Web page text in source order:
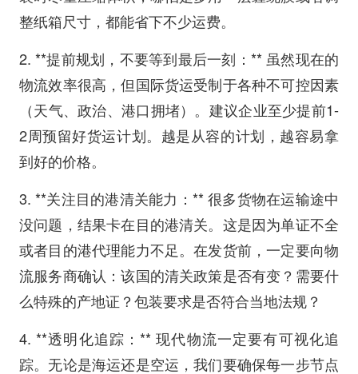
整纸箱尺寸，都能省下不少运费。
2. **提前规划，不要等到最后一刻：** 虽然现在的
物流效率很高，但国际货运受制于各种不可控因素
（天气、政治、港口拥堵）。建议企业至少提前1-
2周预留好货运计划。越是从容的计划，越容易拿
到好的价格。
3. **关注目的港清关能力：** 很多货物在运输途中
没问题，结果卡在目的港清关。这是因为单证不全
或者目的港代理能力不足。在发货前，一定要向物
流服务商确认：该国的清关政策是否有变？需要什
么特殊的产地证？包装要求是否符合当地法规？
4. **透明化追踪：** 现代物流一定要有可视化追
踪。无论是海运还是空运，我们要确保每一步节点